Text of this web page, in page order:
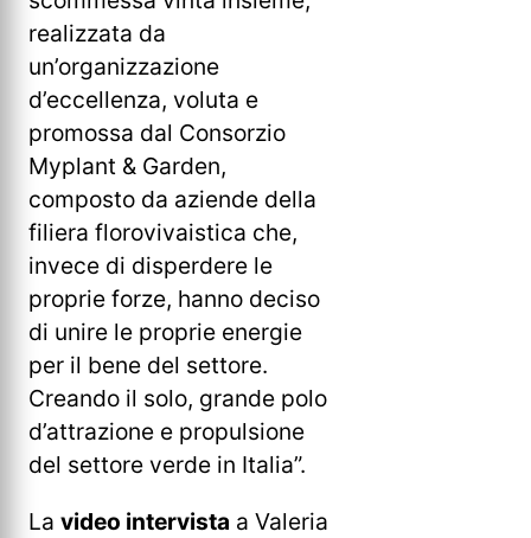
realizzata da
un’organizzazione
d’eccellenza, voluta e
promossa dal Consorzio
Myplant & Garden,
composto da aziende della
filiera florovivaistica che,
invece di disperdere le
proprie forze, hanno deciso
di unire le proprie energie
per il bene del settore.
Creando il solo, grande polo
d’attrazione e propulsione
del settore verde in Italia”.
La video intervista a Valeria